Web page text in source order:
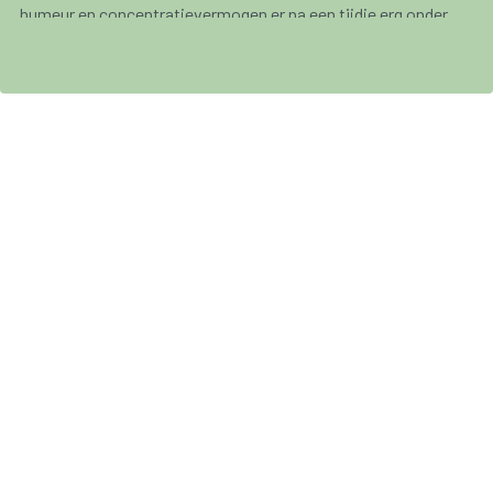
humeur en concentratievermogen er na een tijdje erg onder